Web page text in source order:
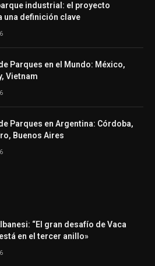
industrial: el proyecto
una definición clave
Parques en el Mundo: México,
Vietnam
Parques en Argentina: Córdoba,
Buenos Aires
“El gran desafío de Vaca
en el tercer anillo»